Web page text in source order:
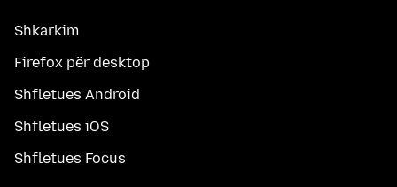
Shkarkim
Firefox për desktop
Shfletues Android
Shfletues iOS
Shfletues Focus